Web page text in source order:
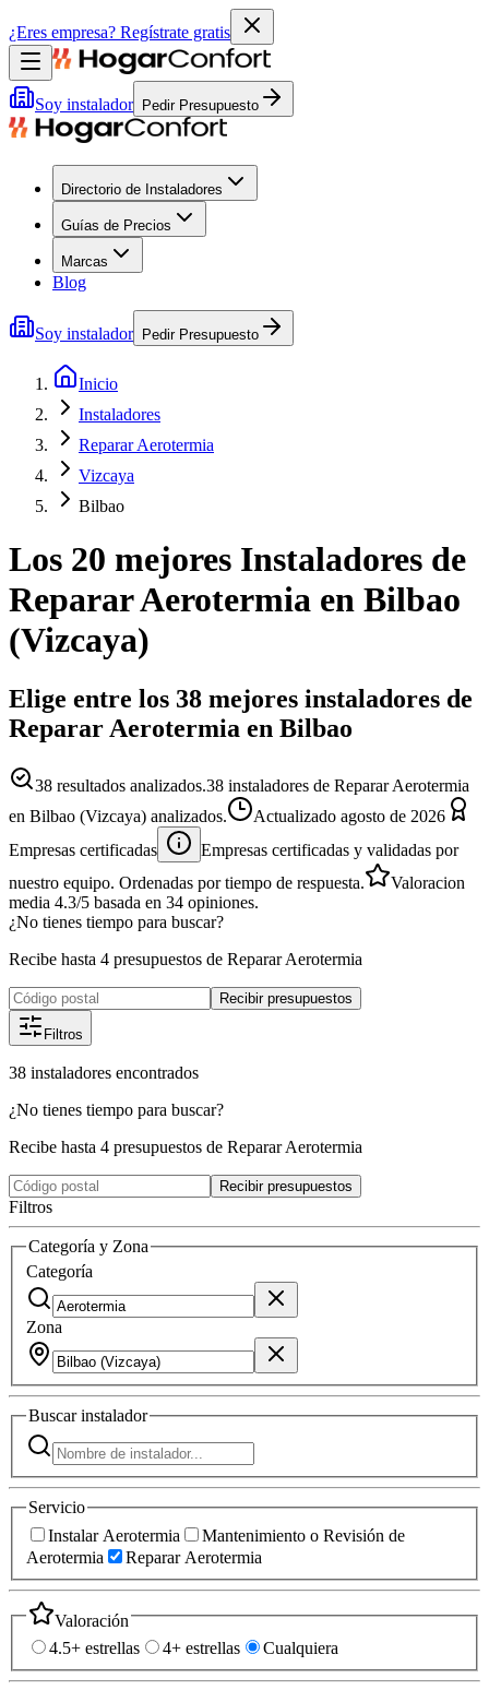
¿Eres empresa? Regístrate gratis
Soy instalador Pedir Presupuesto
Directorio de Instaladores
Guías de Precios
Marcas
Blog
Soy instalador Pedir Presupuesto
Inicio
Instaladores
Reparar Aerotermia
Vizcaya
Bilbao
Los 20 mejores Instaladores de
Reparar Aerotermia en Bilbao
(Vizcaya)
Elige entre los 38 mejores instaladores de
Reparar Aerotermia en Bilbao
38 resultados analizados.38 instaladores de Reparar Aerotermia
en Bilbao (Vizcaya) analizados.
Actualizado agosto de 2026
Empresas certificadas
Empresas certificadas y validadas por
nuestro equipo. Ordenadas por tiempo de respuesta.
Valoracion
media 4.3/5 basada en 34 opiniones.
¿No tienes tiempo para buscar?
Recibe hasta 4 presupuestos de Reparar Aerotermia
Recibir presupuestos
Filtros
38 instaladores encontrados
¿No tienes tiempo para buscar?
Recibe hasta 4 presupuestos de Reparar Aerotermia
Recibir presupuestos
Filtros
Categoría y Zona
Categoría
Zona
Buscarinstalador
Servicio
Instalar Aerotermia
Mantenimiento o Revisión de
Aerotermia
Reparar Aerotermia
Valoración
4.5+ estrellas
4+ estrellas Cualquiera